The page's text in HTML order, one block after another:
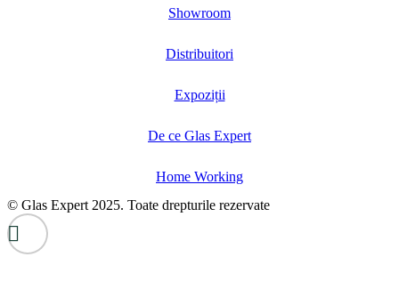
Showroom
Distribuitori
Expoziții
De ce Glas Expert
Home Working
© Glas Expert 2025. Toate drepturile rezervate